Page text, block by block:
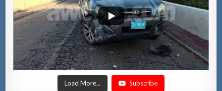
Load More... Subscribe